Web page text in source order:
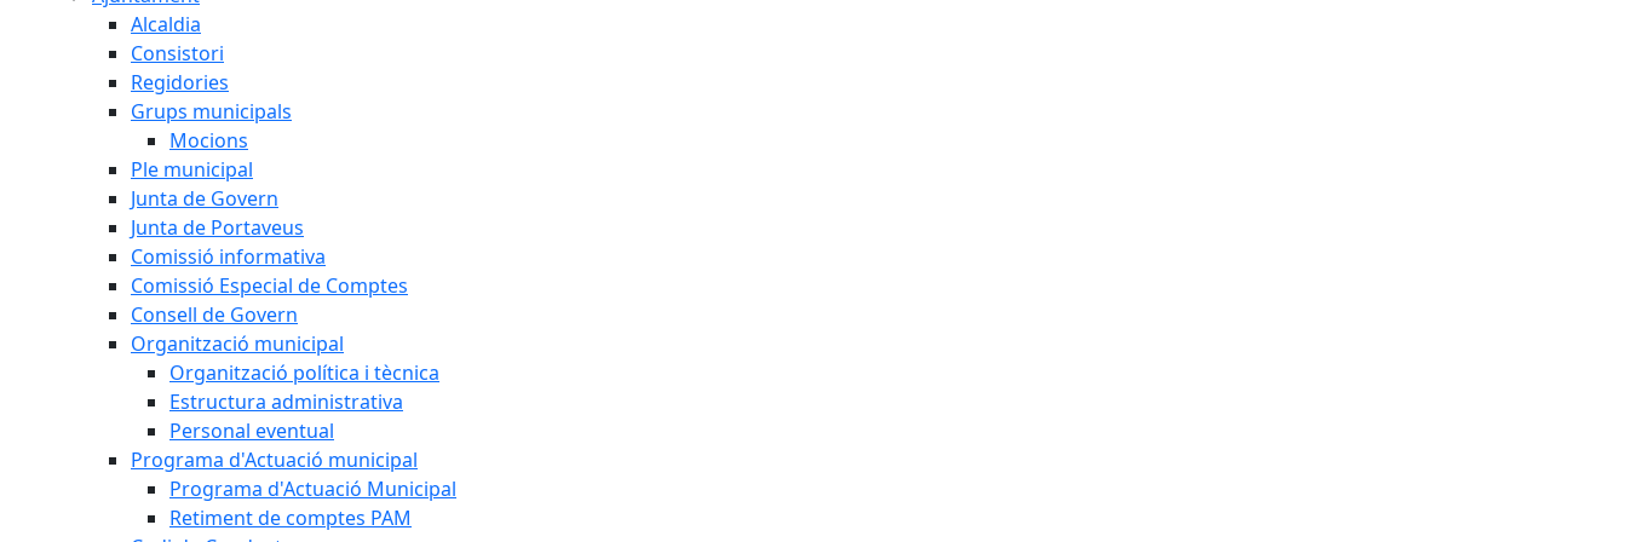
Alcaldia
Consistori
Regidories
Grups municipals
Mocions
Ple municipal
Junta de Govern
Junta de Portaveus
Comissió informativa
Comissió Especial de Comptes
Consell de Govern
Organització municipal
Organització política i tècnica
Estructura administrativa
Personal eventual
Programa d'Actuació municipal
Programa d'Actuació Municipal
Retiment de comptes PAM